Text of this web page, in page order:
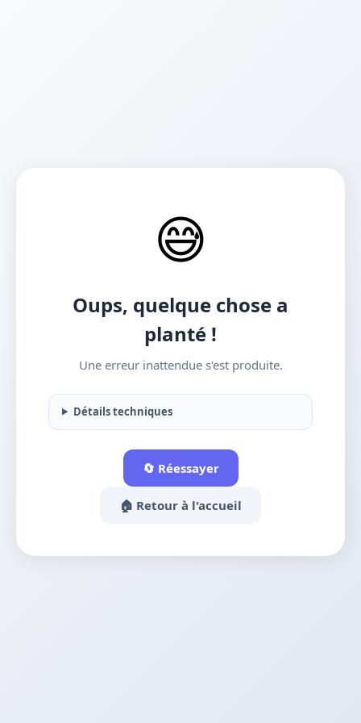
😅
Oups, quelque chose a
planté !
Une erreur inattendue s'est produite.
Détails techniques
🔄 Réessayer
🏠 Retour à l'accueil